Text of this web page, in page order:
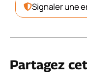
Signaler une
Partagez